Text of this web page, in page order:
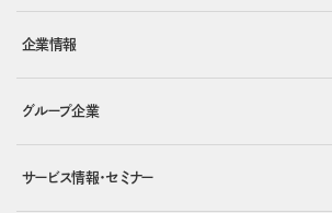
企業情報
グループ企業
サービス情報・セミナー